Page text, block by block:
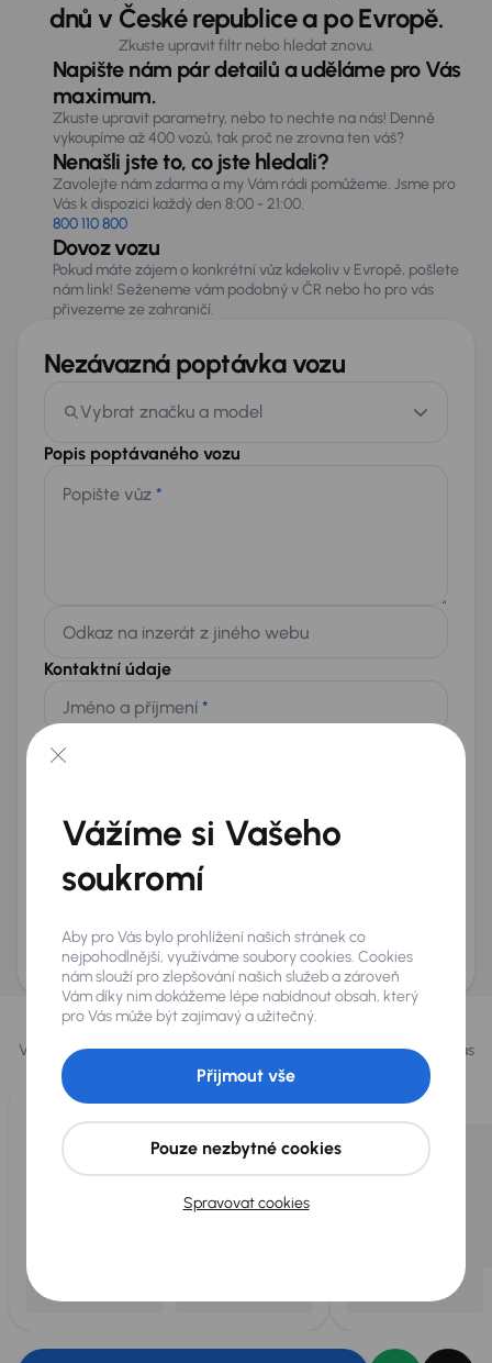
dnů v České republice a po Evropě.
Zkuste upravit filtr nebo hledat znovu.
Napište nám pár detailů a uděláme pro Vás
maximum.
Zkuste upravit parametry, nebo to nechte na nás! Denně
vykoupíme až 400 vozů, tak proč ne zrovna ten váš?
Nenašli jste to, co jste hledali?
Zavolejte nám zdarma a my Vám rádi pomůžeme. Jsme pro
Vás k dispozici každý den 8:00 - 21:00.
800 110 800
Dovoz vozu
Pokud máte zájem o konkrétní vůz kdekoliv v Evropě, pošlete
nám link! Seženeme vám podobný v ČR nebo ho pro vás
přivezeme ze zahraničí.
Nezávazná poptávka vozu
Vybrat značku a model
Popis poptávaného vozu
Popište vůz *
Odkaz na inzerát z jiného webu
Kontaktní údaje
Jméno a příjmení *
Přeji si dostávat informace o atraktivních slevových
nabídkách
AURES Holdings a.s., se sídlem Dopraváků 874/15, Čimice, 184 00 Praha 8 bude
uchovávat a zpracovávat vaše osobní údaje v souladu se zásadami ochrany a
zpracováníosobních údajů.
Vybrali jsme pro vás
Vybíráme pro vás tynejlepší vozyz naší nabídky. Každý den pro vás
vykoupíme až 400 vozů
Vážíme si Vašeho
soukromí
Aby pro Vás bylo prohlížení našich stránek co
nejpohodlnější, využíváme soubory cookies. Cookies
nám slouží pro zlepšování našich služeb a zároveň
Vám díky nim dokážeme lépe nabídnout obsah, který
pro Vás může být zajímavý a užitečný.
Spravovat cookies
Pouze nezbytné cookies
Přijmout vše